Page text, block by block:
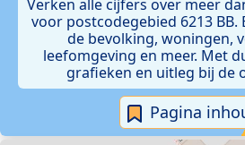
Verken alle cijfers over meer
voor postcodegebied 6213 BB.
de bevolking, woningen,
leefomgeving en meer. Met
grafieken en uitleg bij de
Pagina